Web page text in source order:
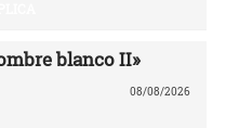
blanco II»
08/08/2026